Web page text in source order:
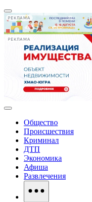
РЕКЛАМА
РЕКЛАМА
Общество
Происшествия
Криминал
ДТП
Экономика
Афиша
Развлечения